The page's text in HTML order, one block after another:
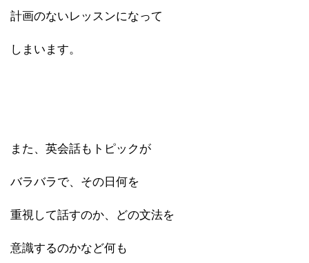
計画のないレッスンになって
しまいます。
また、英会話もトピックが
バラバラで、その日何を
重視して話すのか、どの文法を
意識するのかなど何も